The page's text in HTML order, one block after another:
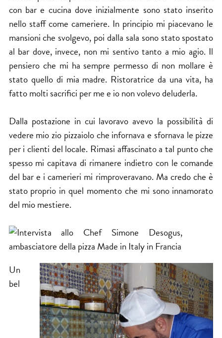
con bar e cucina dove inizialmente sono stato inserito
nello staff come cameriere. In principio mi piacevano le
mansioni che svolgevo, poi dalla sala sono stato spostato
al bar dove, invece, non mi sentivo tanto a mio agio. Il
pensiero che mi ha sempre permesso di non mollare è
stato quello di mia madre. Ristoratrice da una vita, ha
fatto molti sacrifici per me e io non volevo deluderla.
Dalla postazione in cui lavoravo avevo la possibilità di
vedere mio zio pizzaiolo che infornava e sfornava le pizze
per i clienti del locale. Rimasi affascinato a tal punto che
spesso mi capitava di rimanere indietro con le comande
del bar e i camerieri mi rimproveravano. Ma credo che è
stato proprio in quel momento che mi sono innamorato
del mio mestiere.
Un
bel